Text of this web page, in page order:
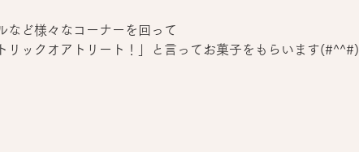
など様々なコーナーを回って
リックオアトリート！」と言ってお菓子をもらいます(#^^#)